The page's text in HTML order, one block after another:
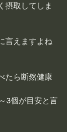
摂取してしま
言えますよね
たら断然健康
3個が目安と言